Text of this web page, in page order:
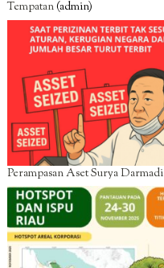
Tempatan(admin)
Perampasan Aset Surya Darmadi